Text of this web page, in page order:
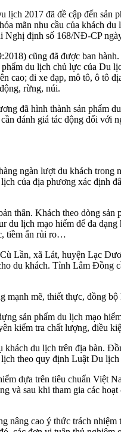
2017 đã đề cập đến sản
mãn nhu cầu của khách
Nghị định số 168/NĐ-CP
cũng đã được ban
du lịch chủ lực của Du
đi xe đạp, mô tô, ô tô
rừng, núi.
đã hình thành sản phẩm
đánh giá tác động đối với
ngàn lượt du khách
địa phương xác định
thân. Khách theo dòng
lịch mạo hiểm để đa
tiềm ẩn rủi ro…
Lần, xã Lát, huyện Lạc
khách. Tỉnh Lâm Đồng
mẽ, thiết thực, đồng
sản phẩm du lịch mạo
kiểm tra chất lượng, điều
du lịch trên địa bàn.
theo quy định Luật Du
dựa trên tiêu chuẩn Việt
sau khi tham gia các
cao ý thức trách